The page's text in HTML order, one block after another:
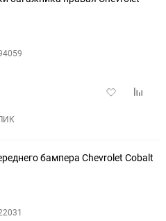
Добавить
бампера Chevrolet Cobalt